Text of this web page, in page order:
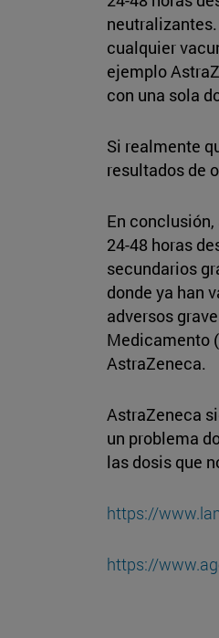
cualquier
ejemplo
con una sola
Si realmente
resultados de
En
24-48 horas
secundarios
donde ya han
adversos
Medicamento
AstraZeneca.
AstraZeneca
un problema
las dosis que
https://
https://